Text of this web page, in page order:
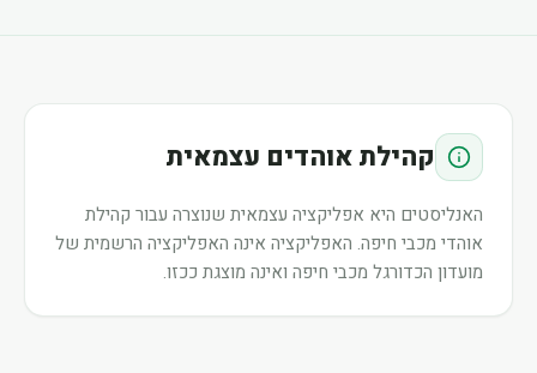
קהילת אוהדים עצמאית
האנליסטים היא אפליקציה עצמאית שנוצרה עבור קהילת
אוהדי מכבי חיפה. האפליקציה אינה האפליקציה הרשמית של
מועדון הכדורגל מכבי חיפה ואינה מוצגת ככזו.